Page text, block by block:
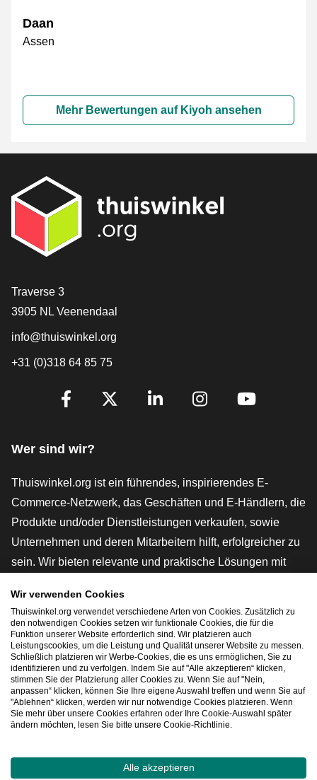
Daan
Assen
Mehr Bewertungen auf Kiyoh ansehen
[_General:Contact]
Traverse 3
3905 NL Veenendaal
info@thuiswinkel.org
+31 (0)318 64 85 75
[_General:SocialMediaTitle]
Wer sind wir?
Thuiswinkel.org ist ein führendes, inspirierendes E-
Commerce-Netzwerk, das Geschäften und E-Händlern, die
Produkte und/oder Dienstleistungen verkaufen, sowie
Unternehmen und deren Mitarbeitern hilft, erfolgreicher zu
sein. Wir bieten relevante und praktische Lösungen mit
rechtlichen Instrumenten und Beratung,
Interessenvertretung, Marktforschung und verfügen über
eine eigene Bildungsplattform, die Thuiswinkel e-
Academy.
Schnelles Navigieren
Wir verwenden Cookies
Thuiswinkel.org verwendet verschiedene Arten von Cookies. Zusätzlich zu
den notwendigen Cookies setzen wir funktionale Cookies, die für die
Funktion unserer Website erforderlich sind. Wir platzieren auch
Leistungscookies, um die Leistung und Qualität unserer Website zu messen.
Schließlich platzieren wir Werbe-Cookies, die es uns ermöglichen, Sie zu
identifizieren und zu verfolgen. Indem Sie auf "Alle akzeptieren“ klicken,
stimmen Sie der Platzierung aller Cookies zu. Wenn Sie auf "Nein,
anpassen“ klicken, können Sie Ihre eigene Auswahl treffen und wenn Sie auf
"Ablehnen“ klicken, werden wir nur notwendige Cookies platzieren. Wenn
Sie mehr über unsere Cookies erfahren oder Ihre Cookie-Auswahl später
ändern möchten, lesen Sie bitte unsere Cookie-Richtlinie.
Alle akzeptieren